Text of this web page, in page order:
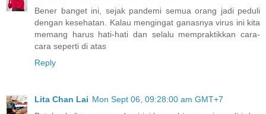
Bener banget ini, sejak pandemi semua orang jadi peduli
dengan kesehatan. Kalau mengingat ganasnya virus ini kita
memang harus hati-hati dan selalu mempraktikkan cara-
cara seperti di atas
Reply
Lita Chan Lai Mon Sept 06, 09:28:00 am GMT+7